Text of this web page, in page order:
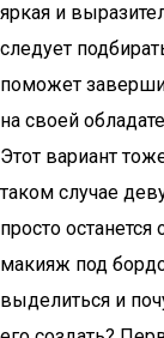
яркая и
следует
поможет
на своей
Этот вариант
таком случае
просто
макияж под
выделиться и